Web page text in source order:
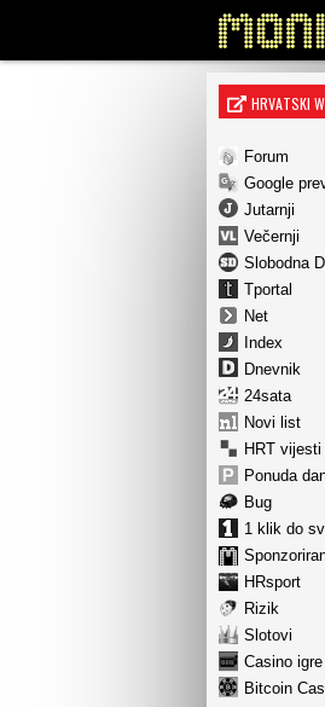
HRVATSKI
Forum
Google
Jutarnji
Večernji
Slobodna
Tportal
Net
Index
Dnevnik
24sata
Novi list
HRT vijesti
Ponuda
Bug
1 klik do
HRsport
Rizik
Slotovi
Casino igre
Bitcoin